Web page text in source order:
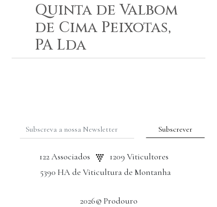
Quinta de Valbom
de Cima Peixotas,
PA Lda
2026© Prodouro
122 Associados
1209 Viticultores
5390 HA de Viticultura de Montanha